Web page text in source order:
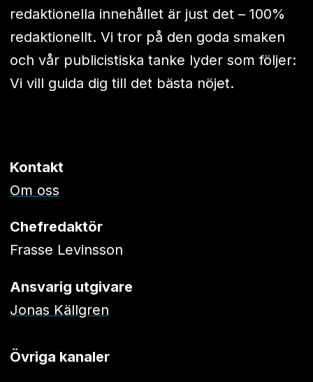
redaktionella innehållet är just det – 100%
redaktionellt. Vi tror på den goda smaken
och vår publicistiska tanke lyder som följer:
Vi vill guida dig till det bästa nöjet.
Kontakt
Om oss
Chefredaktör
Frasse Levinsson
Ansvarig utgivare
Jonas Källgren
Övriga kanaler